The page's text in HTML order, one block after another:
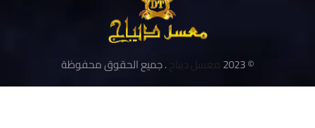
معسل ديباج. جميع الحقوق محفوظة